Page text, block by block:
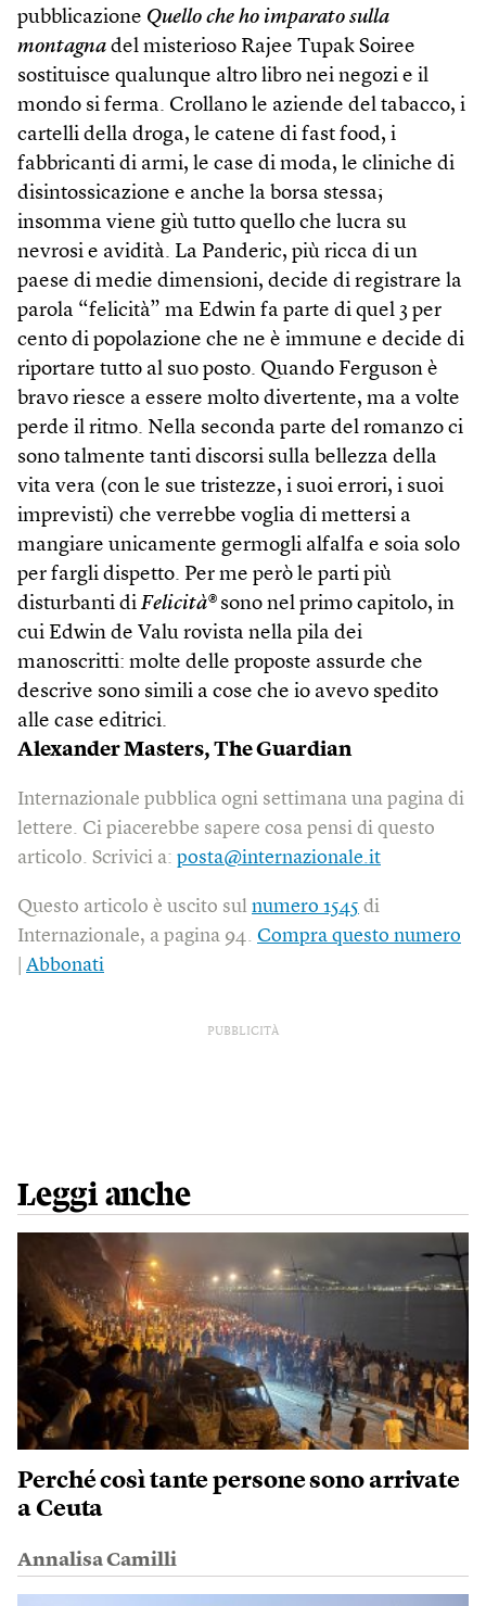
pubblicazione Quello che ho imparato sulla
montagna del misterioso Rajee Tupak Soiree
sostituisce qualunque altro libro nei negozi e il
mondo si ferma. Crollano le aziende del tabacco, i
cartelli della droga, le catene di fast food, i
fabbricanti di armi, le case di moda, le cliniche di
disintossicazione e anche la borsa stessa;
insomma viene giù tutto quello che lucra su
nevrosi e avidità. La Panderic, più ricca di un
paese di medie dimensioni, decide di registrare la
parola “felicità” ma Edwin fa parte di quel 3 per
cento di popolazione che ne è immune e decide di
riportare tutto al suo posto. Quando Ferguson è
bravo riesce a essere molto divertente, ma a volte
perde il ritmo. Nella seconda parte del romanzo ci
sono talmente tanti discorsi sulla bellezza della
vita vera (con le sue tristezze, i suoi errori, i suoi
imprevisti) che verrebbe voglia di mettersi a
mangiare unicamente germogli alfalfa e soia solo
per fargli dispetto. Per me però le parti più
disturbanti di Felicità®sono nel primo capitolo, in
cui Edwin de Valu rovista nella pila dei
manoscritti: molte delle proposte assurde che
descrive sono simili a cose che io avevo spedito
alle case editrici.
Alexander Masters, The Guardian
Internazionale pubblica ogni settimana una pagina di
lettere. Ci piacerebbe sapere cosa pensi di questo
articolo. Scrivici a: posta@internazionale.it
Questo articolo è uscito sul numero 1545 di
Internazionale, a pagina 94. Compra questo numero
Abbonati
PUBBLICITÀ
Leggi anche
Perché così tante persone sono arrivate
a Ceuta
Annalisa Camilli